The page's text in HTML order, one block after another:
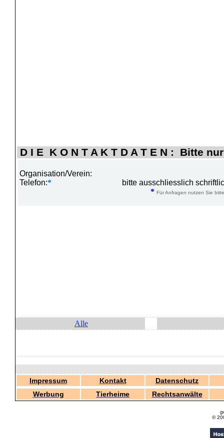
D I E K O N T A K T D A T E N : Bitte
Organisation/Verein:
Telefon:*
bitte ausschliesslich
* Für Anfragen nutzen Sie
Alle
Impressum Kontakt
Datenschutz
Werbung
Tierheime Rechtsanwälte
©